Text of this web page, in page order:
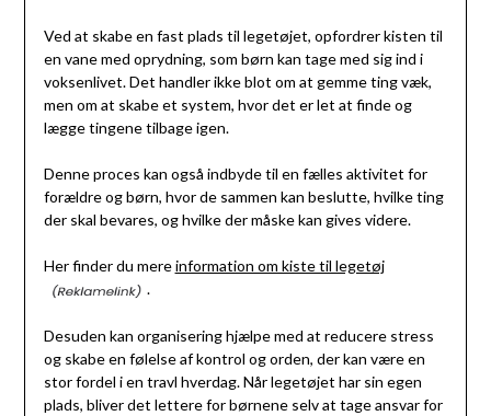
Ved at skabe en fast plads til legetøjet, opfordrer kisten til
en vane med oprydning, som børn kan tage med sig ind i
voksenlivet. Det handler ikke blot om at gemme ting væk,
men om at skabe et system, hvor det er let at finde og
lægge tingene tilbage igen.
Denne proces kan også indbyde til en fælles aktivitet for
forældre og børn, hvor de sammen kan beslutte, hvilke ting
der skal bevares, og hvilke der måske kan gives videre.
Her finder du mereinformation om kiste til legetøj
.
Desuden kan organisering hjælpe med at reducere stress
og skabe en følelse af kontrol og orden, der kan være en
stor fordel i en travl hverdag. Når legetøjet har sin egen
plads, bliver det lettere for børnene selv at tage ansvar for